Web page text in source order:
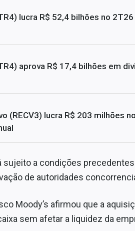
lucra R$ 52,4 bilhões no
aprova R$ 17,4 bilhões em
(RECV3) lucra R$ 203 milhões
sujeito a condições
de autoridades
Moody’s afirmou que a
sem afetar a liquidez da